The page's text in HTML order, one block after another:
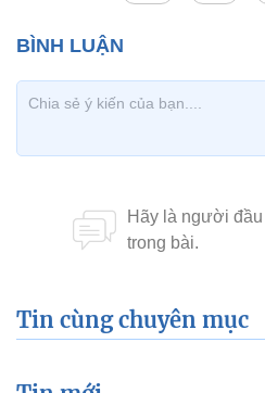
Tin cùng chuyên mục